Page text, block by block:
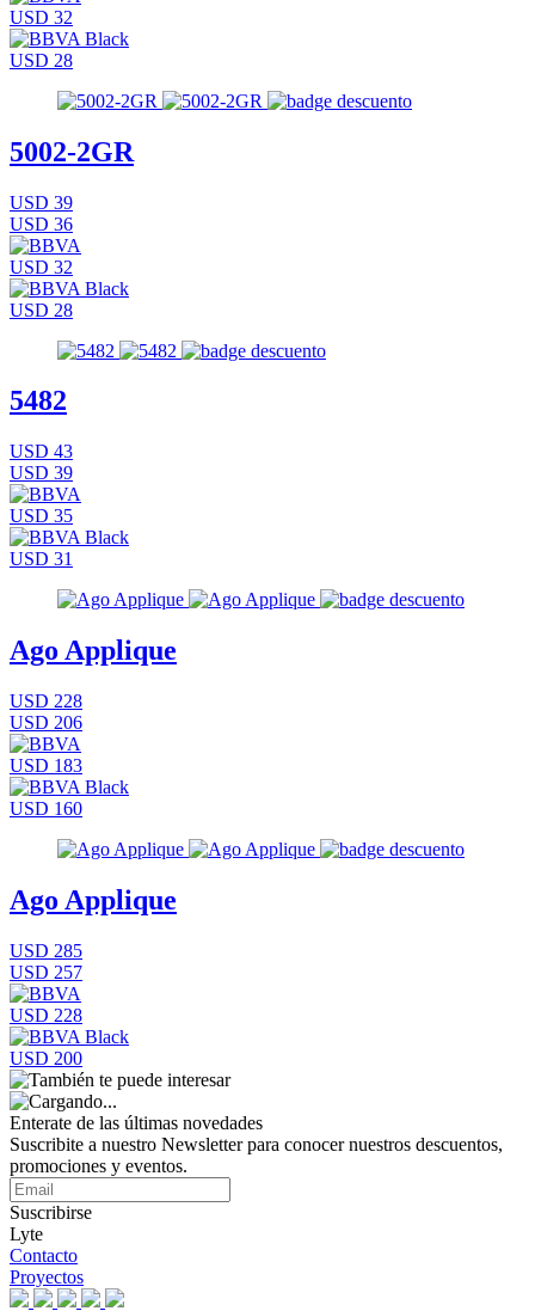
USD 32
USD 28
5002-2GR
USD 39
USD 36
USD 32
USD 28
5482
USD 43
USD 39
USD 35
USD 31
Ago Applique
USD 228
USD 206
USD 183
USD 160
Ago Applique
USD 285
USD 257
USD 228
USD 200
Enterate de las últimas novedades
Suscribite a nuestro Newsletter para conocer nuestros descuentos,
promociones y eventos.
Suscribirse
Lyte
Contacto
Proyectos